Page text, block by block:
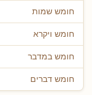
חומש שמות
חומש ויקרא
חומש במדבר
חומש דברים